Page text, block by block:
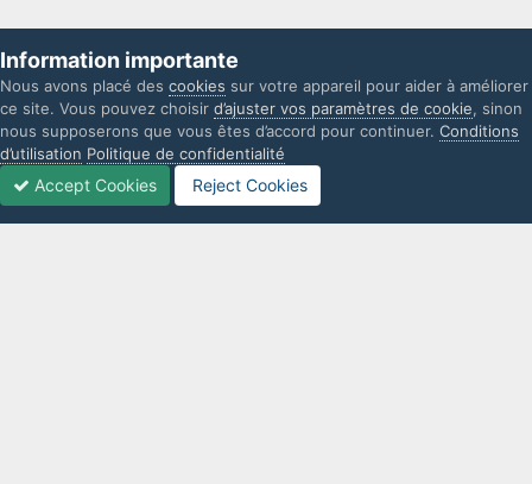
Information importante
Nous avons placé des cookies sur votre appareil pour aider à améliorer
ce site. Vous pouvez choisir d’ajuster vos paramètres de cookie, sinon
nous supposerons que vous êtes d’accord pour continuer. Conditions
d’utilisation Politique de confidentialité
Accept Cookies Reject Cookies
Non lues